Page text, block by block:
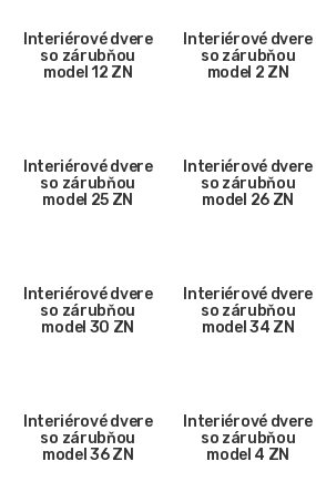
Interiérové dvere
so zárubňou
model 12 ZN
Interiérové dvere
so zárubňou
model 2 ZN
Interiérové dvere
so zárubňou
model 25 ZN
Interiérové dvere
so zárubňou
model 26 ZN
Interiérové dvere
so zárubňou
model 30 ZN
Interiérové dvere
so zárubňou
model 34 ZN
Interiérové dvere
so zárubňou
model 36 ZN
Interiérové dvere
so zárubňou
model 4 ZN